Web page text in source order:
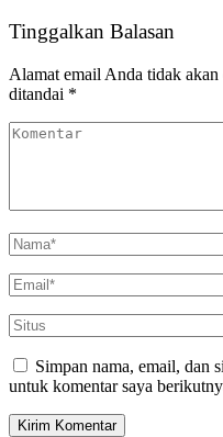
Tinggalkan Balasan
Alamat email Anda tidak
ditandai *
Simpan nama, email, dan
untuk komentar saya